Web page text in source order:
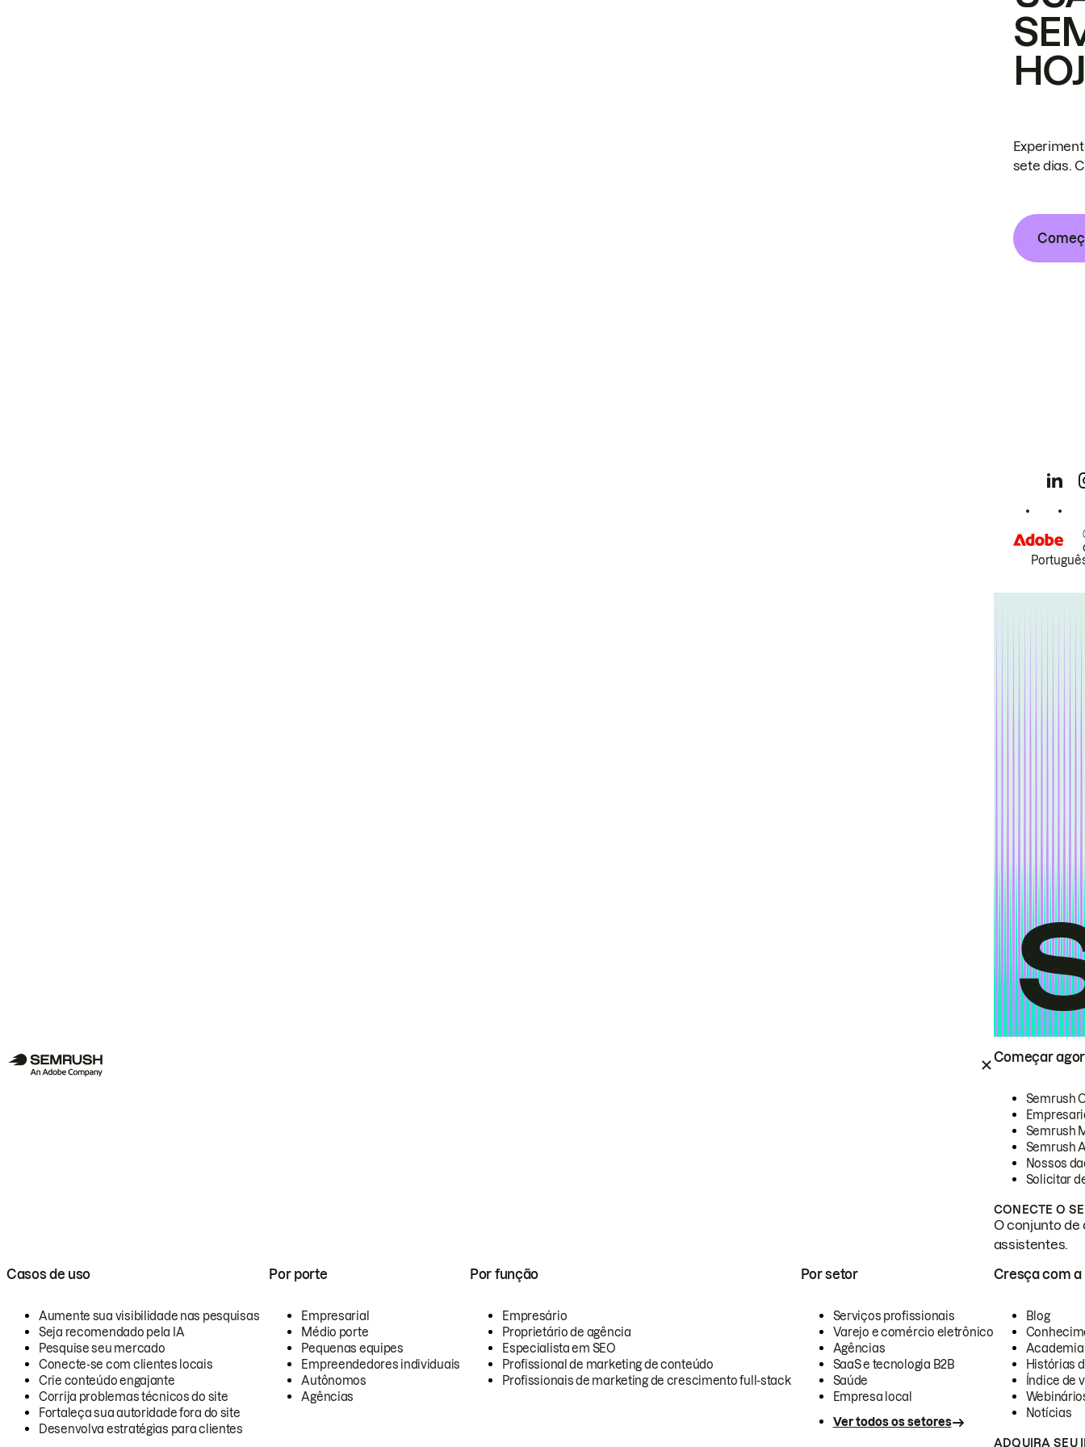
Começar
Semrush
Semrush
Semrush
Nossos
Solicitar
CONECTE O
O conjunto de
assistentes.
Casos de uso
Aumente sua visibilidade nas pesquisas
Seja recomendado pela IA
Pesquise seu mercado
Conecte-se com clientes locais
Crie conteúdo engajante
Corrija problemas técnicos do site
Fortaleça sua autoridade fora do site
Desenvolva estratégias para clientes
Por porte
Empresarial
Médio porte
Pequenas equipes
Empreendedores individuais
Autônomos
Agências
Por função
Empresário
Proprietário de agência
Especialista em SEO
Profissional de marketing de conteúdo
Profissionais de marketing de crescimento full-stack
Por setor
Serviços profissionais
Varejo e comércio eletrônico
Agências
SaaS e tecnologia B2B
Saúde
Empresa local
Ver todos os setores
Cresça com a
Blog
Academia
Histórias
Índice de
Notícias
ADQUIRA SEU
sete dias.